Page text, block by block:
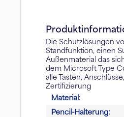
Die Schutzlösungen
Standfunktion, einen
Außenmaterial das
dem Microsoft Type
alle Tasten,
Zertifizierung
Material:
Pencil-Halterung: